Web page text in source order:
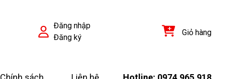
Đăng nhập
Đăng ký
Giỏ hàng